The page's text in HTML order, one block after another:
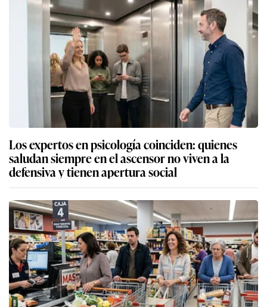
Los expertos en psicología coinciden: quienes
saludan siempre en el ascensor no viven a la
defensiva y tienen apertura social